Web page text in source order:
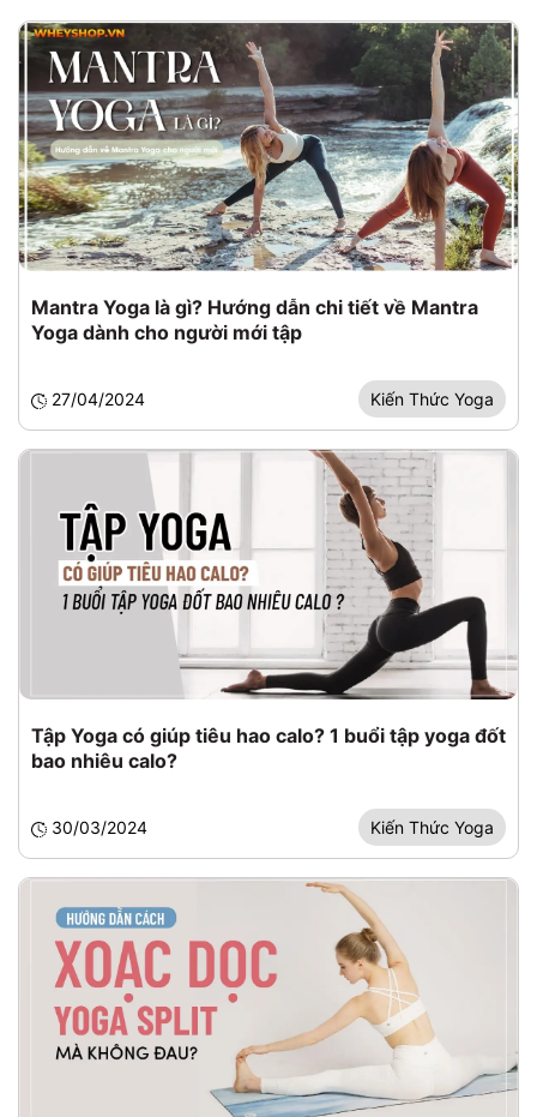
Mantra Yoga là gì? Hướng dẫn chi tiết về Mantra
Yoga dành cho người mới tập
27/04/2024 Kiến Thức Yoga
Tập Yoga có giúp tiêu hao calo? 1 buổi tập yoga đốt
bao nhiêu calo?
30/03/2024 Kiến Thức Yoga